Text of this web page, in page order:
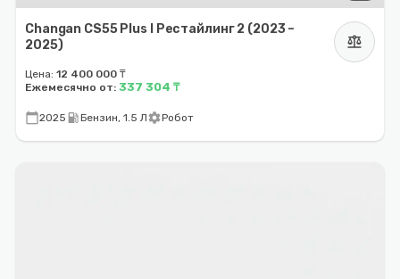
Changan CS55 Plus I Рестайлинг 2 (2023 –
2025)
balance
Цена: 12 400 000 ₸
Ежемесячно от: 337 304 ₸
calendar_today2025 local_gas_stationБензин, 1.5 ЛsettingsРобот